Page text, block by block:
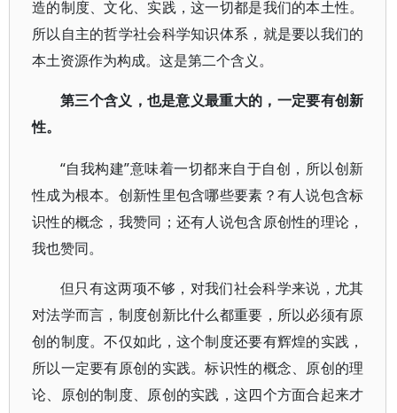
造的制度、文化、实践，这一切都是我们的本土性。
所以自主的哲学社会科学知识体系，就是要以我们的
本土资源作为构成。这是第二个含义。
第三个含义，也是意义最重大的，一定要有创新
性。
“自我构建”意味着一切都来自于自创，所以创新
性成为根本。创新性里包含哪些要素？有人说包含标
识性的概念，我赞同；还有人说包含原创性的理论，
我也赞同。
但只有这两项不够，对我们社会科学来说，尤其
对法学而言，制度创新比什么都重要，所以必须有原
创的制度。不仅如此，这个制度还要有辉煌的实践，
所以一定要有原创的实践。标识性的概念、原创的理
论、原创的制度、原创的实践，这四个方面合起来才